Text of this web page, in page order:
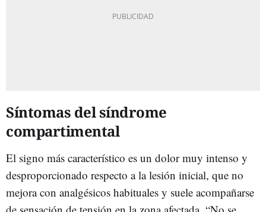
Síntomas del síndrome
compartimental
El signo más característico es un dolor muy intenso y
desproporcionado respecto a la lesión inicial, que no
mejora con analgésicos habituales y suele acompañarse